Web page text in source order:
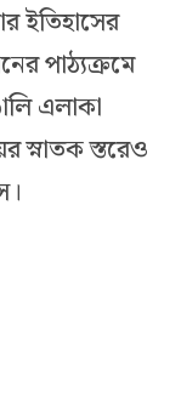
ইতিহাসের
পাঠ্যক্রমে
এলাকা
স্নাতক স্তরেও